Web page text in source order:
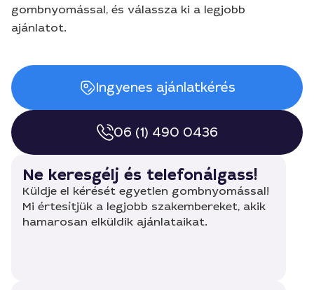
gombnyomással, és válassza ki a legjobb
ajánlatot.
Ingyenes ajánlatkérés
06 (1) 490 0436
Ne keresgélj és telefonálgass!
Küldje el kérését egyetlen gombnyomással!
Mi értesítjük a legjobb szakembereket, akik
hamarosan elküldik ajánlataikat.